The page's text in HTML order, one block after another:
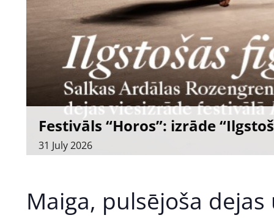
Festivāls “Horos”: izrāde
31 July2026
Maiga, pulsējoša